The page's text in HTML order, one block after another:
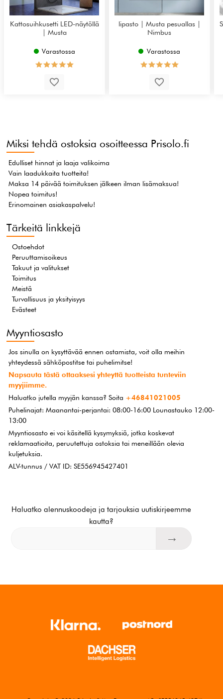
Kattosuihkusetti LED-näytöllä
| Musta
Varastossa
lipasto | Musta pesuallas |
Nimbus
Varastossa
Miksi tehdä ostoksia osoitteessa Prisolo.fi
Edulliset hinnat ja laaja valikoima
Vain laadukkaita tuotteita!
Maksa 14 päivää toimituksen jälkeen ilman lisämaksua!
Nopea toimitus!
Erinomainen asiakaspalvelu!
Tärkeitä linkkejä
Ostoehdot
Peruuttamisoikeus
Takuut ja valitukset
Toimitus
Meistä
Turvallisuus ja yksityisyys
Evästeet
Myyntiosasto
Jos sinulla on kysyttävää ennen ostamista, voit olla meihin
yhteydessä sähköpostitse tai puhelimitse!
Napsauta tästä ottaaksesi yhteyttä tuotteista tunteviin
myyjiimme.
Haluatko jutella myyjän kanssa? Soita +46841021005
Puhelinajat: Maanantai-perjantai: 08:00-16:00 Lounastauko 12:00-
13:00
Myyntiosasto ei voi käsitellä kysymyksiä, jotka koskevat
reklamaatioita, peruutettuja ostoksia tai meneillään olevia
kuljetuksia.
ALV-tunnus / VAT ID: SE556945427401
Haluatko alennuskoodeja ja tarjouksia uutiskirjeemme
kautta?